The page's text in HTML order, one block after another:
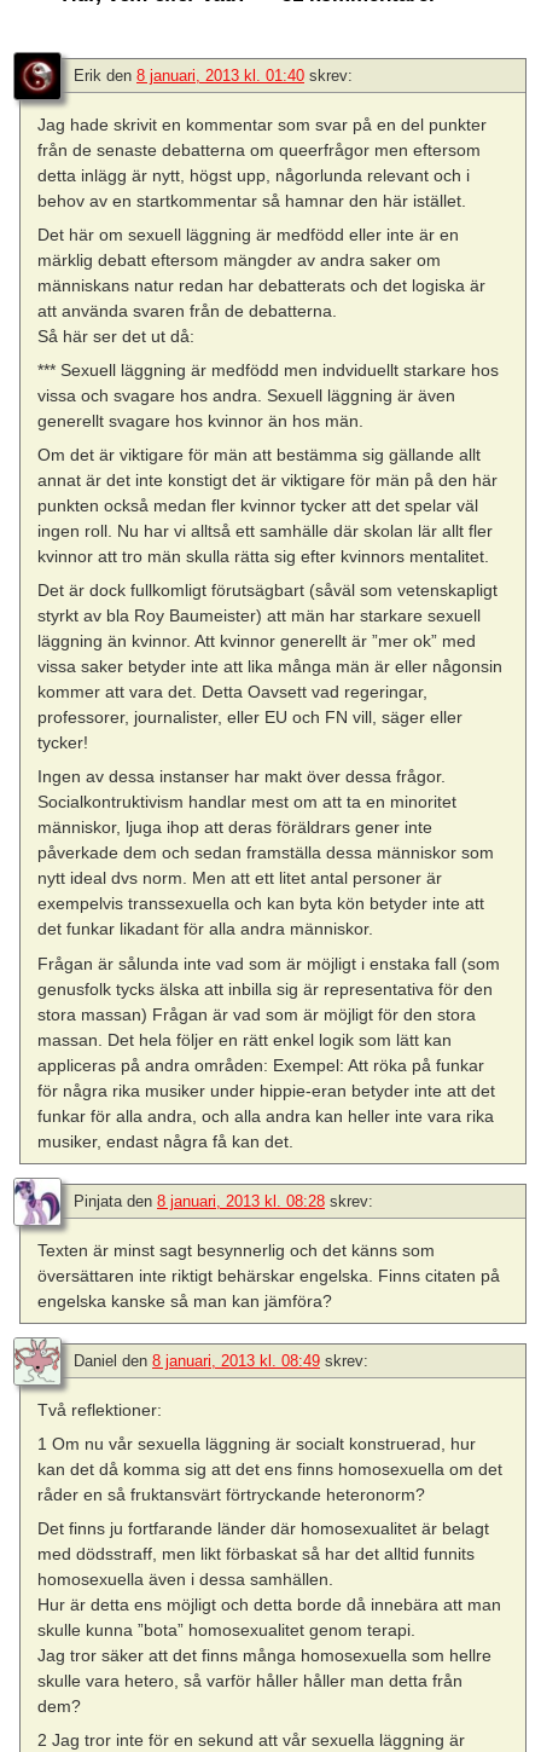
Erik den 8 januari, 2013 kl. 01:40 skrev:
Jag hade skrivit en kommentar som svar på en del punkter
från de senaste debatterna om queerfrågor men eftersom
detta inlägg är nytt, högst upp, någorlunda relevant och i
behov av en startkommentar så hamnar den här istället.
Det här om sexuell läggning är medfödd eller inte är en
märklig debatt eftersom mängder av andra saker om
människans natur redan har debatterats och det logiska är
att använda svaren från de debatterna.
Så här ser det ut då:
*** Sexuell läggning är medfödd men indviduellt starkare hos
vissa och svagare hos andra. Sexuell läggning är även
generellt svagare hos kvinnor än hos män.
Om det är viktigare för män att bestämma sig gällande allt
annat är det inte konstigt det är viktigare för män på den här
punkten också medan fler kvinnor tycker att det spelar väl
ingen roll. Nu har vi alltså ett samhälle där skolan lär allt fler
kvinnor att tro män skulla rätta sig efter kvinnors mentalitet.
Det är dock fullkomligt förutsägbart (såväl som vetenskapligt
styrkt av bla Roy Baumeister) att män har starkare sexuell
läggning än kvinnor. Att kvinnor generellt är ”mer ok” med
vissa saker betyder inte att lika många män är eller någonsin
kommer att vara det. Detta Oavsett vad regeringar,
professorer, journalister, eller EU och FN vill, säger eller
tycker!
Ingen av dessa instanser har makt över dessa frågor.
Socialkontruktivism handlar mest om att ta en minoritet
människor, ljuga ihop att deras föräldrars gener inte
påverkade dem och sedan framställa dessa människor som
nytt ideal dvs norm. Men att ett litet antal personer är
exempelvis transsexuella och kan byta kön betyder inte att
det funkar likadant för alla andra människor.
Frågan är sålunda inte vad som är möjligt i enstaka fall (som
genusfolk tycks älska att inbilla sig är representativa för den
stora massan) Frågan är vad som är möjligt för den stora
massan. Det hela följer en rätt enkel logik som lätt kan
appliceras på andra områden: Exempel: Att röka på funkar
för några rika musiker under hippie-eran betyder inte att det
funkar för alla andra, och alla andra kan heller inte vara rika
musiker, endast några få kan det.
Pinjata den 8 januari, 2013 kl. 08:28 skrev:
Texten är minst sagt besynnerlig och det känns som
översättaren inte riktigt behärskar engelska. Finns citaten på
engelska kanske så man kan jämföra?
Daniel den 8 januari, 2013 kl. 08:49 skrev:
Två reflektioner:
1 Om nu vår sexuella läggning är socialt konstruerad, hur
kan det då komma sig att det ens finns homosexuella om det
råder en så fruktansvärt förtryckande heteronorm?
Det finns ju fortfarande länder där homosexualitet är belagt
med dödsstraff, men likt förbaskat så har det alltid funnits
homosexuella även i dessa samhällen.
Hur är detta ens möjligt och detta borde då innebära att man
skulle kunna ”bota” homosexualitet genom terapi.
Jag tror säker att det finns många homosexuella som hellre
skulle vara hetero, så varför håller håller man detta från
dem?
2 Jag tror inte för en sekund att vår sexuella läggning är